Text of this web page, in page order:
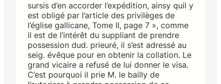
sursis d’en accorder l’expédition, ainsy quil y
est obligé par l’article des privilèges de
l’église gallicane, Tome II, page 7 », comme
il est de l’intérêt du suppliant de prendre
possession dud. prieuré, il s’est adressé au
seig. évêque pour en obtenir la collation. Le
grand vicaire a refusé de lui donner le visa.
C’est pourquoi il prie M. le bailly de